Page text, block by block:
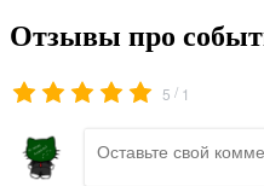
Отзывы про
5 / 1